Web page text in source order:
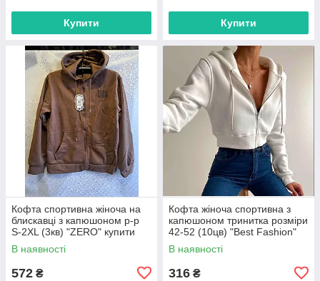
Купити Купити
Кофта спортивна жіноча на
блискавці з капюшоном р-р
S-2XL (3кв) "ZERO" купити
недорого від прямого
постачальника
В наявності
572 ₴
Кофта жіноча спортивна з
капюшоном тринитка розміри
42-52 (10цв) "Best Fashion"
недорого від прямого
постачальника
В наявності
316 ₴